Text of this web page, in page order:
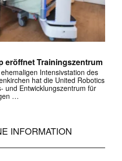
eröffnet Trainingszentrum
Intensivstation des
hat die United Robotics
und Entwicklungszentrum für
…
INFORMATION